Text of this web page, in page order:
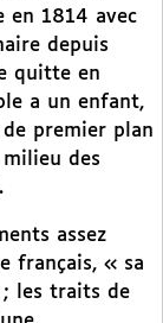
en 1814 avec
depuis
quitte en
a un enfant,
premier plan
des
assez
français, « sa
; les traits de